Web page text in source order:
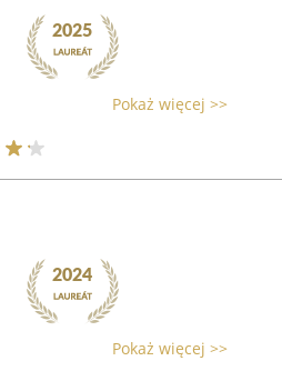
Pokaż więcej >>
Pokaż więcej >>